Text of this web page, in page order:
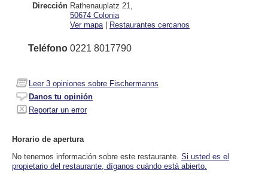
Dirección Rathenauplatz 21
50674 Colonia
Ver mapa | Restaurantes cercanos
Teléfono 0221 8017790
Leer 3 opiniones sobre Fischermanns
Danos tu opinión
Reportar un error
Horario de apertura
No tenemos información sobre este restaurante. Si usted es el
propietario del restaurante, díganos cuándo está abierto.